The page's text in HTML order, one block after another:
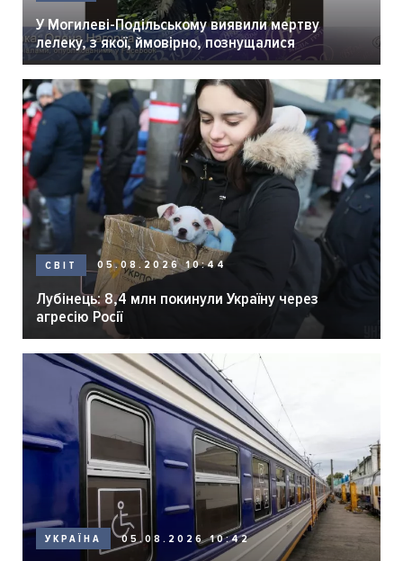
У Могилеві-Подільському виявили мертву
лелеку, з якої, ймовірно, познущалися
СВІТ 05.08.2026 10:44
Лубінець: 8,4 млн покинули Україну через
агресію Росії
УКРАЇНА 05.08.2026 10:42